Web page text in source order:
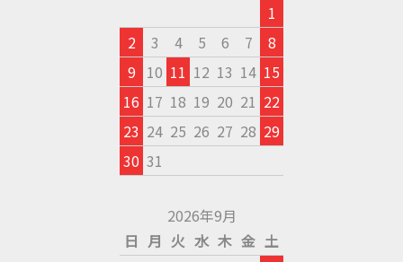
1
2
3 4 5 6 7
8
9 10 11 12 13 14 15
16 17 18 19 20 21 22
23 24 25 26 27 28 29
30 31
2026年9月
日 月 火 水 木 金 土